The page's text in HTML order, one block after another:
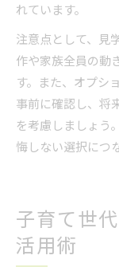
れています。
注意点として、見
作や家族全員の動
す。また、オプシ
事前に確認し、将
を考慮しましょう
悔しない選択につ
子育て世
活用術